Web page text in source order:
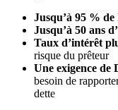
Jusqu’à 95 %
Jusqu’à 50 ans
Taux d’intérêt
risque du prêteur
Une exigence de
besoin de
dette